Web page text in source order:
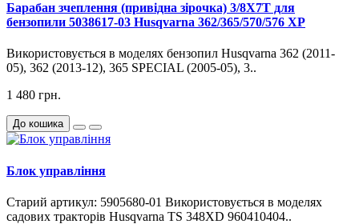
Барабан зчеплення (привідна зірочка) 3/8X7T для
бензопили 5038617-03 Husqvarna 362/365/570/576 XP
Використовується в моделях бензопил Husqvarna 362 (2011-
05), 362 (2013-12), 365 SPECIAL (2005-05), 3..
1 480 грн.
До кошика
Блок управління
Старий артикул: 5905680-01 Використовується в моделях
садових тракторів Husqvarna TS 348XD 960410404..